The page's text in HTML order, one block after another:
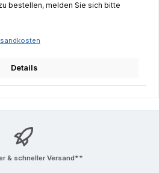
bestellen, melden Sie sich bitte
Details
& schneller Versand**